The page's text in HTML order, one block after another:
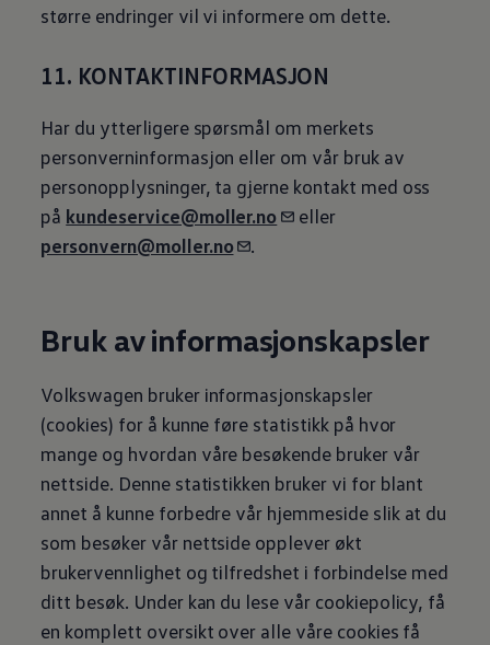
større endringer vil vi informere om dette.
11. KONTAKTINFORMASJON
Har du ytterligere spørsmål om merkets
personverninformasjon eller om vår bruk av
personopplysninger, ta gjerne kontakt med oss
på kundeservice@moller.no
eller
personvern@moller.no
.
Bruk av informasjonskapsler
Volkswagen bruker informasjonskapsler
(cookies) for å kunne føre statistikk på hvor
mange og hvordan våre besøkende bruker vår
nettside. Denne statistikken bruker vi for blant
annet å kunne forbedre vår hjemmeside slik at du
som besøker vår nettside opplever økt
brukervennlighet og tilfredshet i forbindelse med
ditt besøk. Under kan du lese vår cookiepolicy, få
en komplett oversikt over alle våre cookies få